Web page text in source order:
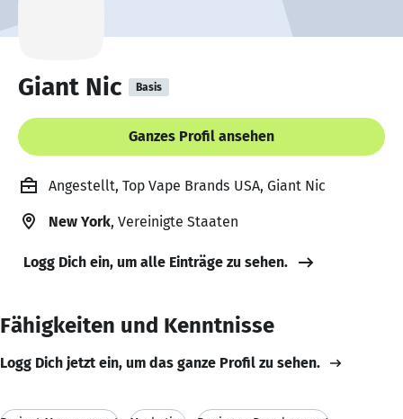
Giant Nic Basis
Ganzes Profil ansehen
Angestellt, Top Vape Brands USA, Giant Nic
New York, Vereinigte Staaten
Logg Dich ein, um alle Einträge zu sehen.
Fähigkeiten und Kenntnisse
Logg Dich jetzt ein, um das ganze Profil zu sehen.